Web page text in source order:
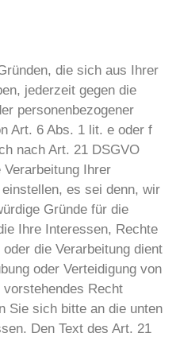
die sich aus Ihrer
jederzeit gegen die
personenbezogener
Art. 6 Abs. 1 lit. e oder f
nach Art. 21 DSGVO
Ihrer
es sei denn, wir
Gründe für die
Ihre Interessen, Rechte
die Verarbeitung dient
oder Verteidigung von
Recht
Sie sich bitte an die unten
Den Text des Art. 21